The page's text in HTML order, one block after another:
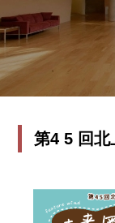
第4 5 回